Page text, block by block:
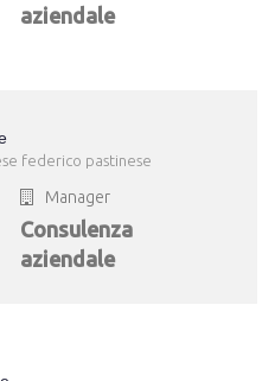
aziendale
federico pastinese
Manager
Consulenza
aziendale